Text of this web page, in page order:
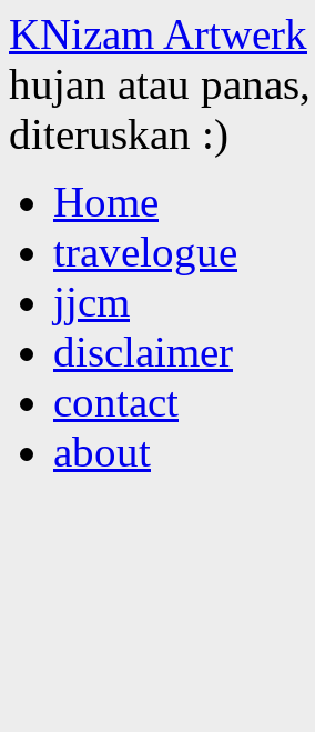
KNizam Artwerk
hujan atau
diteruskan :)
to
contentHome
travelogue
jjcm
disclaimer
contact
about